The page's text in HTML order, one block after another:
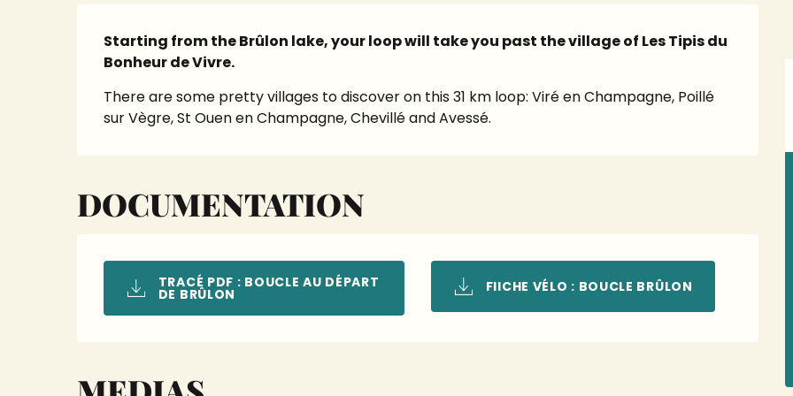
Description
Starting from the Brûlon lake, your loop will take you past the village of Les Tipis du
Bonheur de Vivre.
There are some pretty villages to discover on this 31 km loop: Viré en Champagne, Poillé
sur Vègre, St Ouen en Champagne, Chevillé and Avessé.
DOCUMENTATION
TRACÉ PDF : BOUCLE AU DÉPART
DE BRÛLON FIICHE VÉLO : BOUCLE BRÛLON